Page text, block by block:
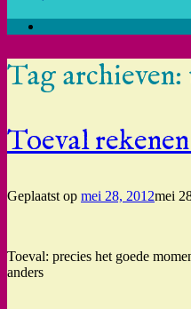
Tag archieven:
Toeval
Geplaatst op mei 28, 2012mei
Toeval: precies het goede
anders